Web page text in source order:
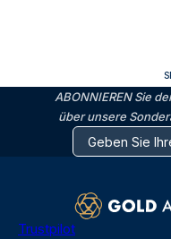
ABONNIEREN Sie
über unsere
Trustpilot